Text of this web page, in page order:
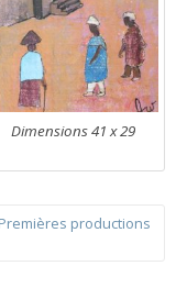
Dimensions 41 x 29
Premières productions